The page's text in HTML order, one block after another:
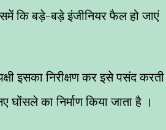
कि बड़े-बड़े इंजीनियर फैल हो जाएं
इसका निरीक्षण कर इसे पसंद
घोंसले का निर्माण किया जाता है ।